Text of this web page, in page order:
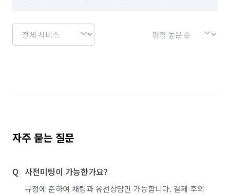
자주 묻는 질문
사전미팅이 가능한가요?
규정에 준하여 채팅과 유선상담만 가능합니다. 결제 후의